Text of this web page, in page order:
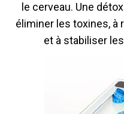
le cerveau. Une
éliminer les toxines, à
et à stabiliser